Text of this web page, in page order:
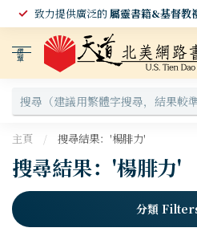
致力提供廣泛的屬靈書籍&基督教
選
單
主頁 / 搜尋結果：'楊腓力'
搜尋結果：'楊腓力'
分類